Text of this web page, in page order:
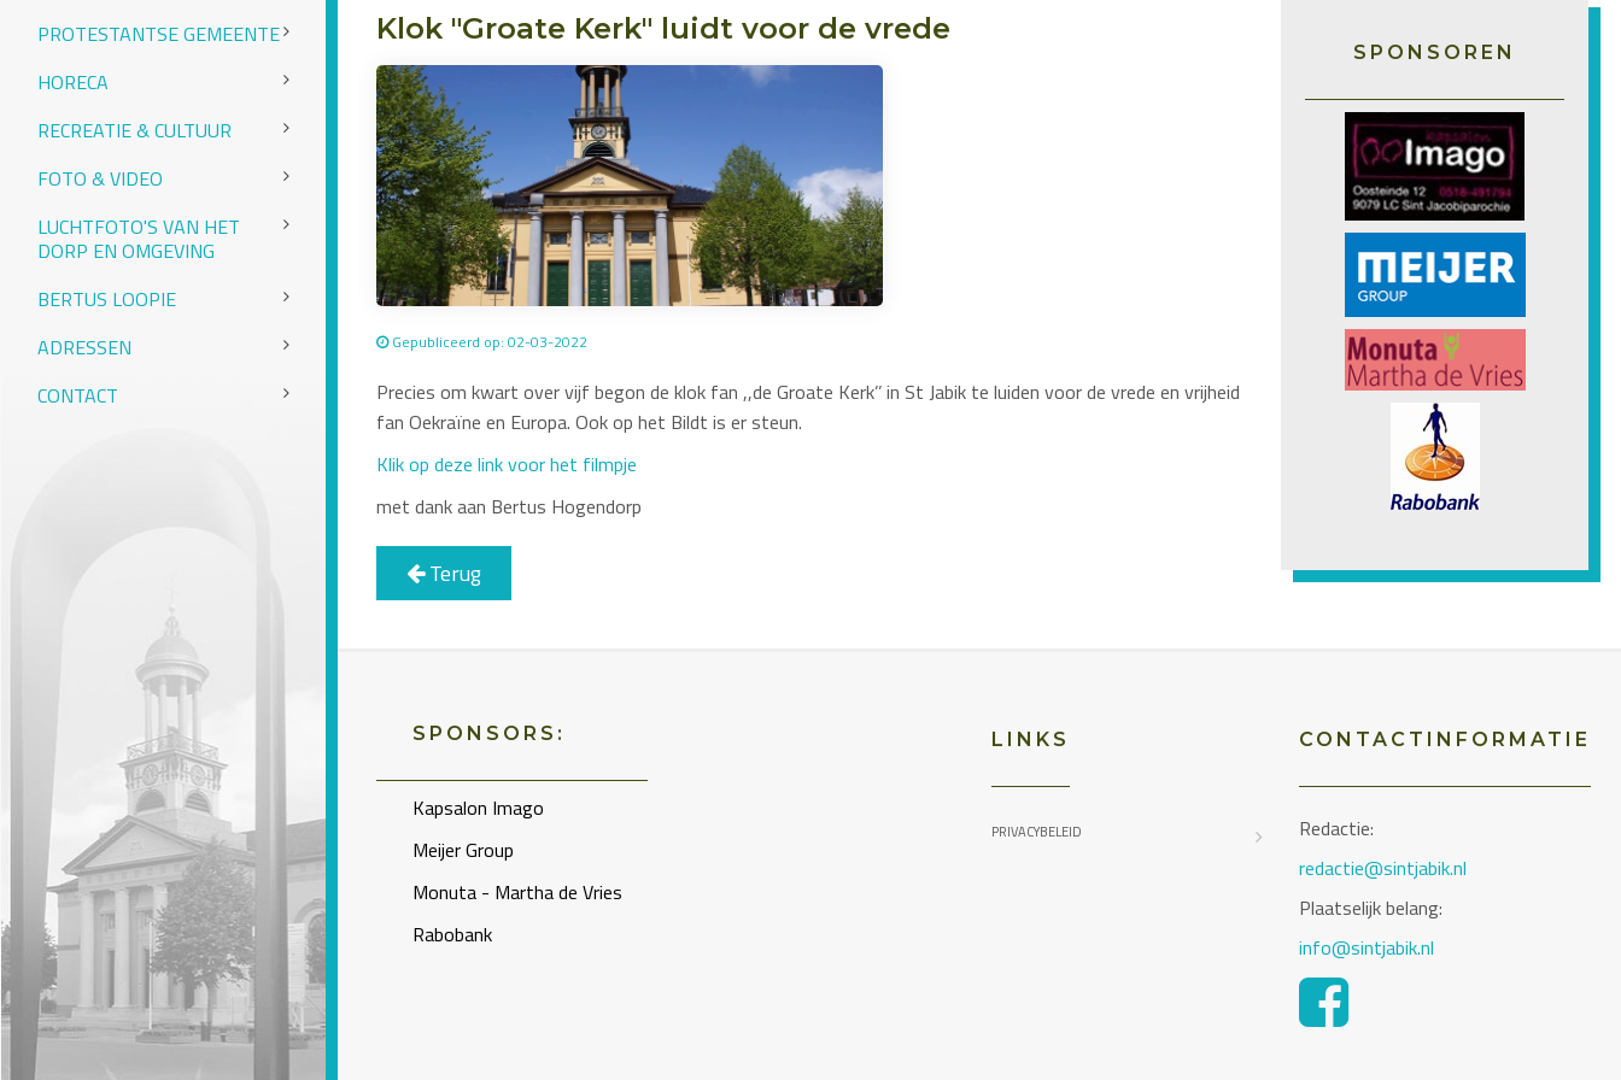
PROTESTANTSE GEMEENTE
HORECA
RECREATIE & CULTUUR
FOTO & VIDEO
LUCHTFOTO'S VAN HET
DORP EN OMGEVING
BERTUS LOOPIE
ADRESSEN
CONTACT
Klok "Groate Kerk" luidt voor de vrede
Gepubliceerd op: 02-03-2022
Precies om kwart over vijf begon de klok fan ,,de Groate Kerk’’ in St Jabik te luiden voor de vrede en vrijheid
fan Oekraïne en Europa. Ook op het Bildt is er steun.
Klik op deze link voor het filmpje
met dank aan Bertus Hogendorp
Terug
SPONSOREN
SPONSORS:
Kapsalon Imago
Meijer Group
Monuta - Martha de Vries
Rabobank
LINKS
PRIVACYBELEID
CONTACTINFORMATIE
Redactie:
redactie@sintjabik.nl
Plaatselijk belang:
info@sintjabik.nl